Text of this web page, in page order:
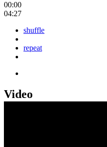
00:00
04:27
shuffle
repeat
Video